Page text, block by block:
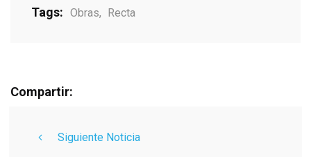
Tags: Obras, Recta
Compartir:
Siguiente Noticia